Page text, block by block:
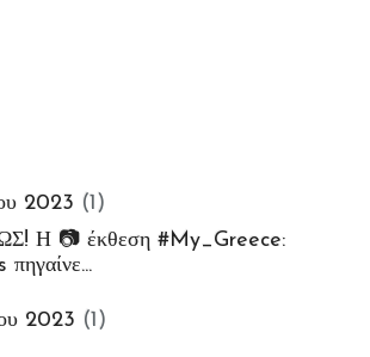
e-
Μου
2023 (1)
Η 📷 έκθεση #My_Greece:
2023 (1)